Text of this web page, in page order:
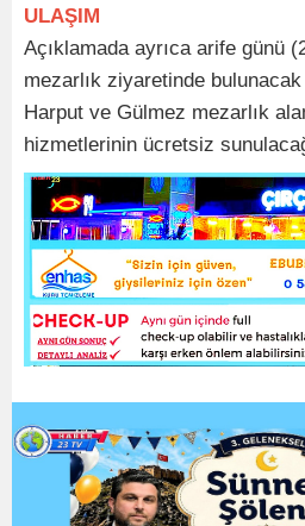
ULAŞIM
Açıklamada ayrıca arife günü
mezarlık ziyaretinde
Harput ve Gülmez mezarlık
hizmetlerinin ücretsiz